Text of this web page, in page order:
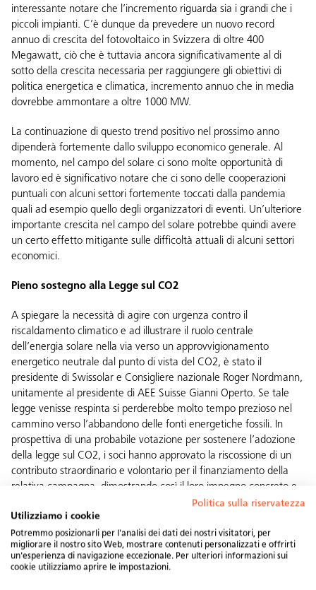
interessante notare che l’incremento riguarda sia i grandi che i
piccoli impianti. C’è dunque da prevedere un nuovo record
annuo di crescita del fotovoltaico in Svizzera di oltre 400
Megawatt, ciò che è tuttavia ancora significativamente al di
sotto della crescita necessaria per raggiungere gli obiettivi di
politica energetica e climatica, incremento annuo che in media
dovrebbe ammontare a oltre 1000 MW.
La continuazione di questo trend positivo nel prossimo anno
dipenderà fortemente dallo sviluppo economico generale. Al
momento, nel campo del solare ci sono molte opportunità di
lavoro ed è significativo notare che ci sono delle cooperazioni
puntuali con alcuni settori fortemente toccati dalla pandemia
quali ad esempio quello degli organizzatori di eventi. Un’ulteriore
importante crescita nel campo del solare potrebbe quindi avere
un certo effetto mitigante sulle difficoltà attuali di alcuni settori
economici.
Pieno sostegno alla Legge sul CO2
A spiegare la necessità di agire con urgenza contro il
riscaldamento climatico e ad illustrare il ruolo centrale
dell’energia solare nella via verso un approvvigionamento
energetico neutrale dal punto di vista del CO2, è stato il
presidente di Swissolar e Consigliere nazionale Roger Nordmann,
unitamente al presidente di AEE Suisse Gianni Operto. Se tale
legge venisse respinta si perderebbe molto tempo prezioso nel
cammino verso l’abbandono delle fonti energetiche fossili. In
prospettiva di una probabile votazione per sostenere l’adozione
della legge sul CO2, i soci hanno approvato la riscossione di un
contributo straordinario e volontario per il finanziamento della
relativa campagna, dimostrando così il loro impegno concreto e
la loro responsabilità verso le generazioni future.
La qualità è importante: rafforzamento del marchio
«Professionisti del solare»
Politica sulla riservatezza
Utilizziamo i cookie
Potremmo posizionarli per l'analisi dei dati dei nostri visitatori, per
migliorare il nostro sito Web, mostrare contenuti personalizzati e offrirti
un'esperienza di navigazione eccezionale. Per ulteriori informazioni sui
cookie utilizziamo aprire le impostazioni.